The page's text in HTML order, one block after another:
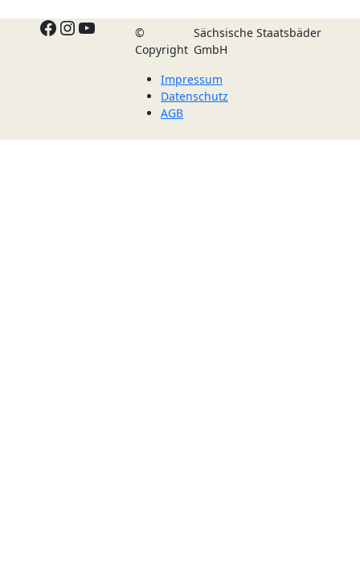
Facebook
Instagram
YouTube
©
Copyright
Sächsische Staatsbäder
GmbH
Impressum
Datenschutz
AGB